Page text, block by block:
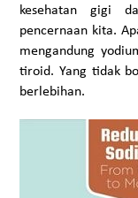
kesehatan gigi
pencernaan kita.
mengandung
tiroid. Yang tidak
berlebihan.